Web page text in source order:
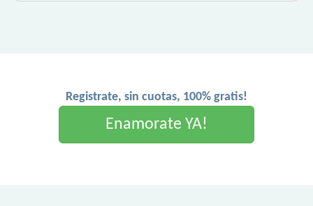
Registrate, sin cuotas, 100% gratis!
Enamorate YA!